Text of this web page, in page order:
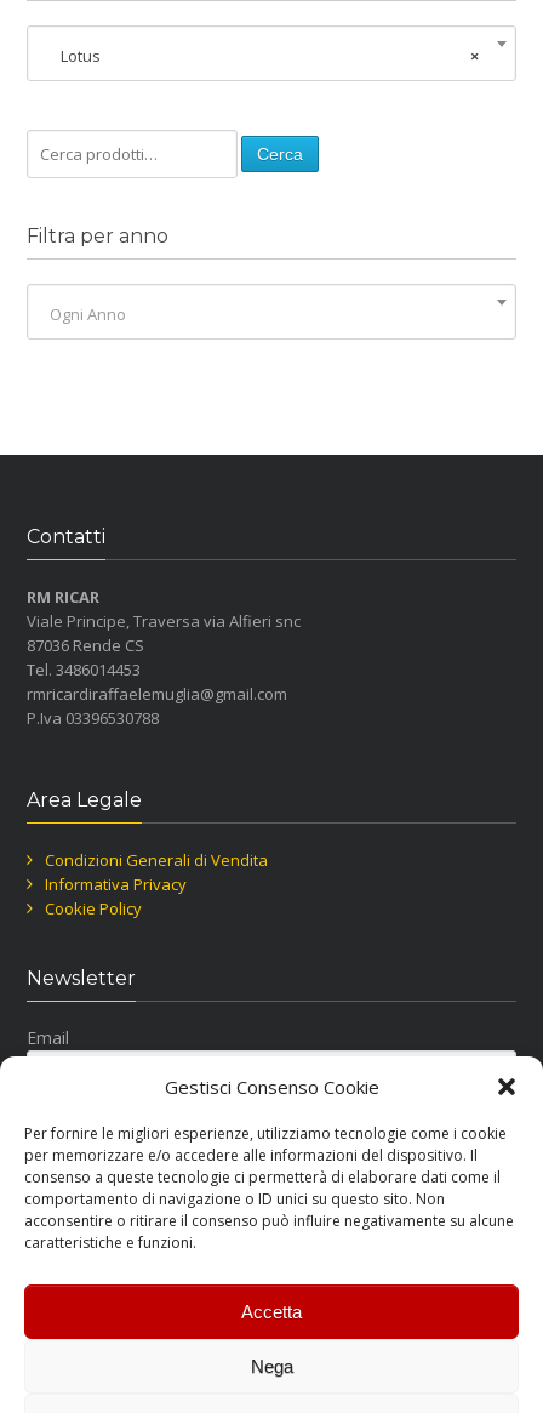
Gestisci Consenso Cookie
Per fornire le migliori esperienze, utilizziamo tecnologie come i cookie
per memorizzare e/o accedere alle informazioni del dispositivo. Il
consenso a queste tecnologie ci permetterà di elaborare dati come il
comportamento di navigazione o ID unici su questo sito. Non
acconsentire o ritirare il consenso può influire negativamente su alcune
caratteristiche e funzioni.
Accetta
Nega
×
Lotus
Cerca
Filtra per anno
Ogni Anno
Contatti
RM RICAR
Viale Principe, Traversa via Alfieri snc
87036 Rende CS
Tel. 3486014453
rmricardiraffaelemuglia@gmail.com
P.Iva 03396530788
Area Legale
Condizioni Generali di Vendita
Informativa Privacy
Cookie Policy
Newsletter
Email
Seguici su Facebook